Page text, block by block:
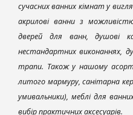
сучасних ванних кімнат у
акрилові ванни з
дверей для ванн, душові
нестандартних виконаннях,
трапи. Також у нашому
литого мармуру, санітарна
умивальники), меблі для
вибір практичних аксесуарів.